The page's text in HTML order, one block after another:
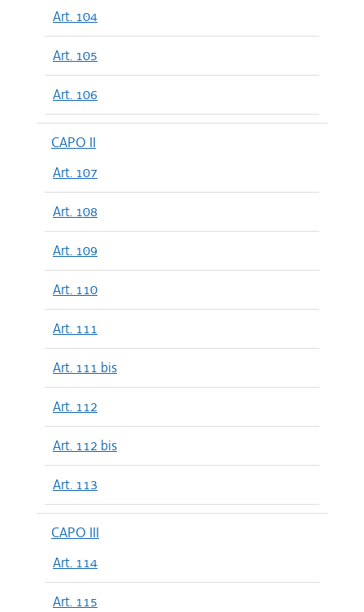
Art. 104
Art. 105
Art. 106
CAPO II
Art. 107
Art. 108
Art. 109
Art. 110
Art. 111
Art. 111 bis
Art. 112
Art. 112 bis
Art. 113
CAPO III
Art. 114
Art. 115